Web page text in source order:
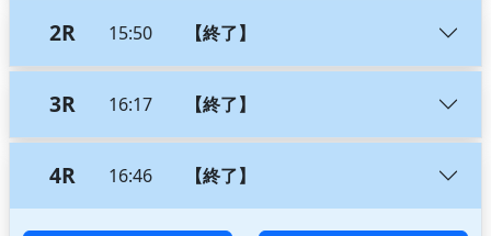
2R 15:50 【終了】
3R 16:17 【終了】
4R 16:46 【終了】